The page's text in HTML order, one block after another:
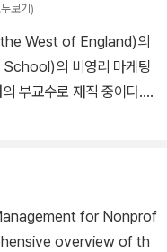
보기)
West of England)의
의 비영리 마케팅
부교수로 재직 중이다.
의 저자이기도
for Nonprof
overview of th